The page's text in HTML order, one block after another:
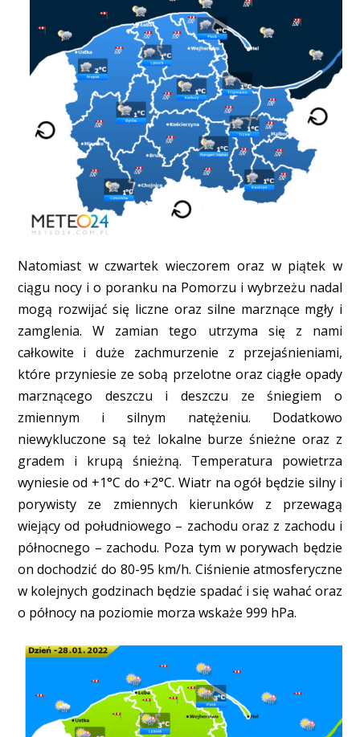
Natomiast w czwartek wieczorem oraz w piątek w
ciągu nocy i o poranku na Pomorzu i wybrzeżu nadal
mogą rozwijać się liczne oraz silne marznące mgły i
zamglenia. W zamian tego utrzyma się z nami
całkowite i duże zachmurzenie z przejaśnieniami,
które przyniesie ze sobą przelotne oraz ciągłe opady
marznącego deszczu i deszczu ze śniegiem o
zmiennym i silnym natężeniu. Dodatkowo
niewykluczone są też lokalne burze śnieżne oraz z
gradem i krupą śnieżną. Temperatura powietrza
wyniesie od +1°C do +2°C. Wiatr na ogół będzie silny i
porywisty ze zmiennych kierunków z przewagą
wiejący od południowego – zachodu oraz z zachodu i
północnego – zachodu. Poza tym w porywach będzie
on dochodzić do 80-95 km/h. Ciśnienie atmosferyczne
w kolejnych godzinach będzie spadać i się wahać oraz
o północy na poziomie morza wskaże 999 hPa.